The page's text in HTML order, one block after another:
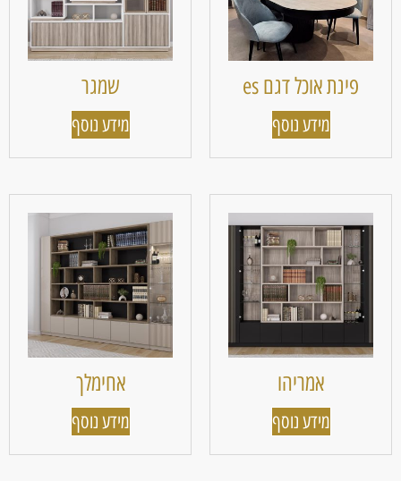
פינת אוכל דגם es
מידע נוסף
שמגר
מידע נוסף
אמריהו
מידע נוסף
אחימלך
מידע נוסף